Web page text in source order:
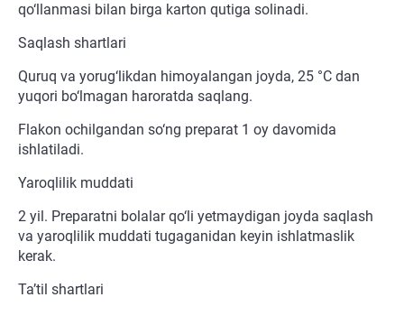
qo‘llanmasi bilan birga karton qutiga solinadi.
Saqlash shartlari
Quruq va yorug‘likdan himoyalangan joyda, 25 °C dan
yuqori bo‘lmagan haroratda saqlang.
Flakon ochilgandan so‘ng preparat 1 oy davomida
ishlatiladi.
Yaroqlilik muddati
2 yil. Preparatni bolalar qo‘li yetmaydigan joyda saqlash
va yaroqlilik muddati tugaganidan keyin ishlatmaslik
kerak.
Ta’til shartlari